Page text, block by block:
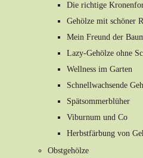
Die richtige
Gehölze mit schöner
Mein Freund der
Lazy-Gehölze ohne
Wellness im Garten
Schnellwachsende
Spätsommerblüher
Viburnum und Co
Herbstfärbung von
Obstgehölze